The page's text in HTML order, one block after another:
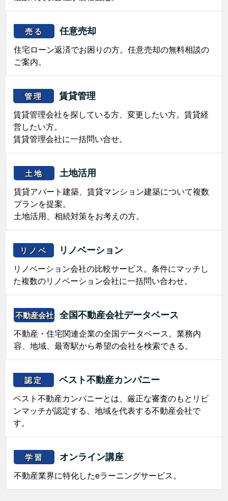
売る 任意売却
住宅ローン返済でお困りの方。任意売却の無料相談の
ご案内。
管理 賃貸管理
賃貸管理会社を探している方、変更したい方。賃貸経
営したい方。
賃貸管理会社に一括問い合せ。
土地 土地活用
賃貸アパート建築、賃貸マンション建築について複数
プランを提案。
土地活用、相続対策をお考えの方。
リノベ リノベーション
リノベーション会社の比較サービス。条件にマッチし
た複数のリノベーション会社に一括問い合わせ。
不動産会社 全国不動産会社データベース
不動産・住宅関連企業の全国データベース。業務内
容、地域、最寄駅から希望の会社を検索できる。
認定 ベスト不動産カンパニー
ベスト不動産カンパニーとは、厳正な審査のもとリビ
ンマッチが認定する、地域を代表する不動産会社で
す。
学習 オンライン講座
不動産業界に特化したeラーニングサービス。